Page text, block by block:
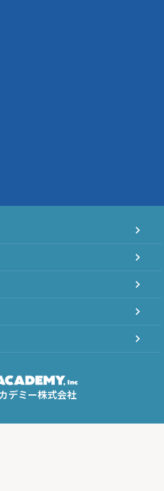
chevron_right
chevron_right
chevron_right
chevron_right
chevron_right
デミー株式会社